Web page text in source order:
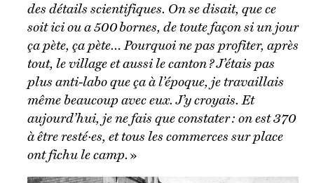
des détails scientifiques. On se disait, que ce
soit ici ou a 500 bornes, de toute façon si un jour
ça pète, ça pète… Pourquoi ne pas profiter, après
tout, le village et aussi le canton ? J’étais pas
plus anti-labo que ça à l’époque, je travaillais
même beaucoup avec eux. J’y croyais. Et
aujourd’hui, je ne fais que constater : on est 370
à être resté·es, et tous les commerces sur place
ont fichu le camp. »